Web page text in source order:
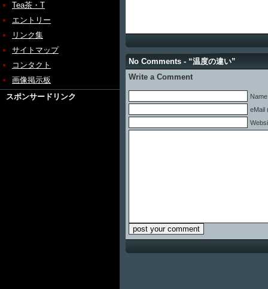
Tea茶・T
エントリー
リンク集
サイトマップ
コンタクト
画像掲示板
スポンサードリンク
No Comments - “温度の違い”
Write a Comment
eMail